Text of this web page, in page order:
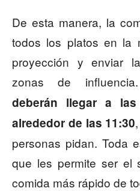
De esta manera, la
todos los platos en la
proyección y enviar
zonas de
deberán llegar a las
alrededor de las 11:30
personas pidan. Toda
que les permite ser el
comida más rápido de